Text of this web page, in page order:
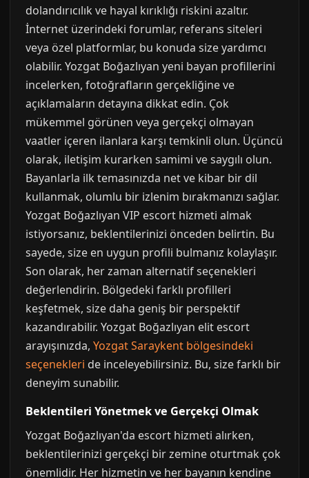
dolandırıcılık ve hayal kırıklığı riskini azaltır.
İnternet üzerindeki forumlar, referans siteleri
veya özel platformlar, bu konuda size yardımcı
olabilir. Yozgat Boğazlıyan yeni bayan profillerini
incelerken, fotoğrafların gerçekliğine ve
açıklamaların detayına dikkat edin. Çok
mükemmel görünen veya gerçekçi olmayan
vaatler içeren ilanlara karşı temkinli olun. Üçüncü
olarak, iletişim kurarken samimi ve saygılı olun.
Bayanlarla ilk temasınızda net ve kibar bir dil
kullanmak, olumlu bir izlenim bırakmanızı sağlar.
Yozgat Boğazlıyan VIP escort hizmeti almak
istiyorsanız, beklentilerinizi önceden belirtin. Bu
sayede, size en uygun profili bulmanız kolaylaşır.
Son olarak, her zaman alternatif seçenekleri
değerlendirin. Bölgedeki farklı profilleri
keşfetmek, size daha geniş bir perspektif
kazandırabilir. Yozgat Boğazlıyan elit escort
arayışınızda, Yozgat Saraykent bölgesindeki
seçenekleri de inceleyebilirsiniz. Bu, size farklı bir
deneyim sunabilir.
Beklentileri Yönetmek ve Gerçekçi Olmak
Yozgat Boğazlıyan'da escort hizmeti alırken,
beklentilerinizi gerçekçi bir zemine oturtmak çok
önemlidir. Her hizmetin ve her bayanın kendine